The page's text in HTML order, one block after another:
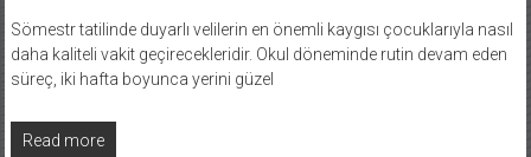
Sömestr tatilinde duyarlı velilerin en önemli kaygısı çocuklarıyla nasıl
daha kaliteli vakit geçirecekleridir. Okul döneminde rutin devam eden
süreç, iki hafta boyunca yerini güzel
Read more